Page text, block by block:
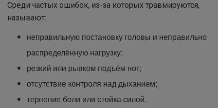
Среди частых ошибок, из-за которых травмируются,
называют:
неправильную постановку головы и неправильно
распределённую нагрузку;
резкий или рывком подъём ног;
отсутствие контроля над дыханием;
терпение боли или стойка силой.